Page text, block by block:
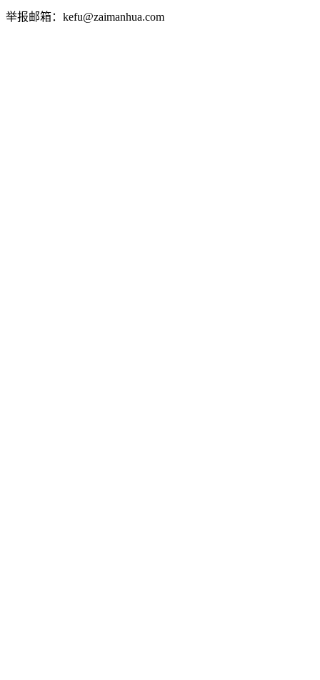
举报邮箱：kefu@zaimanhua.com